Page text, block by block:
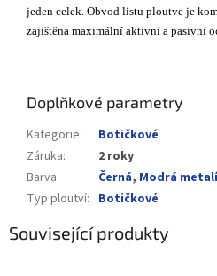
jeden celek. Obvod listu ploutve je
zajištěna maximální aktivní a pasivní
Doplňkové parametry
Kategorie:
Botičkové
Záruka:
2 roky
Barva: Černá, Modrá
Typ ploutví: Botičkové
Související produkty